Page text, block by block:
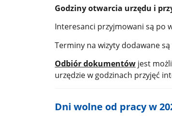
Godziny otwarcia urzędu i
Interesanci przyjmowani są po
Terminy na wizyty dodawane
Odbiór dokumentów jest
urzędzie w godzinach przyjęć
Dni wolne od pracy w